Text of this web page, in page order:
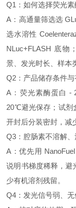
Q1：如何选择荧光素
A：高通量筛选选
选水溶性
NLuc+FLASH 底物
景、发光时长、样本
Q2：产品储存条件与
A：荧光素酶蛋白 -
20℃避光保存；试剂
开封后分装密封，减
Q3：腔肠素不溶解、
A：优先用
说明书梯度稀释，避
少有机溶剂残留。
Q4：发光信号弱、无